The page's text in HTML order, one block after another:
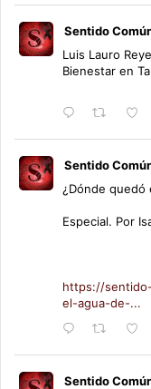
Sentido
Luis Lauro
Bienestar en
Sentido
¿Dónde quedó
Especial. Por
https://
el-agua-de-...
Sentido